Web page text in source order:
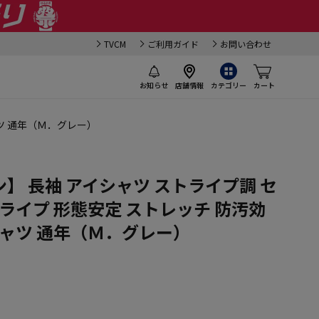
TVCM ご利用ガイド お問い合わせ
お知らせ 店舗情報 カテゴリー カート
年（Ｍ．グレー）
長袖 アイシャツ ストライプ調 セ
イプ 形態安定 ストレッチ 防汚効
ツ 通年（Ｍ．グレー）